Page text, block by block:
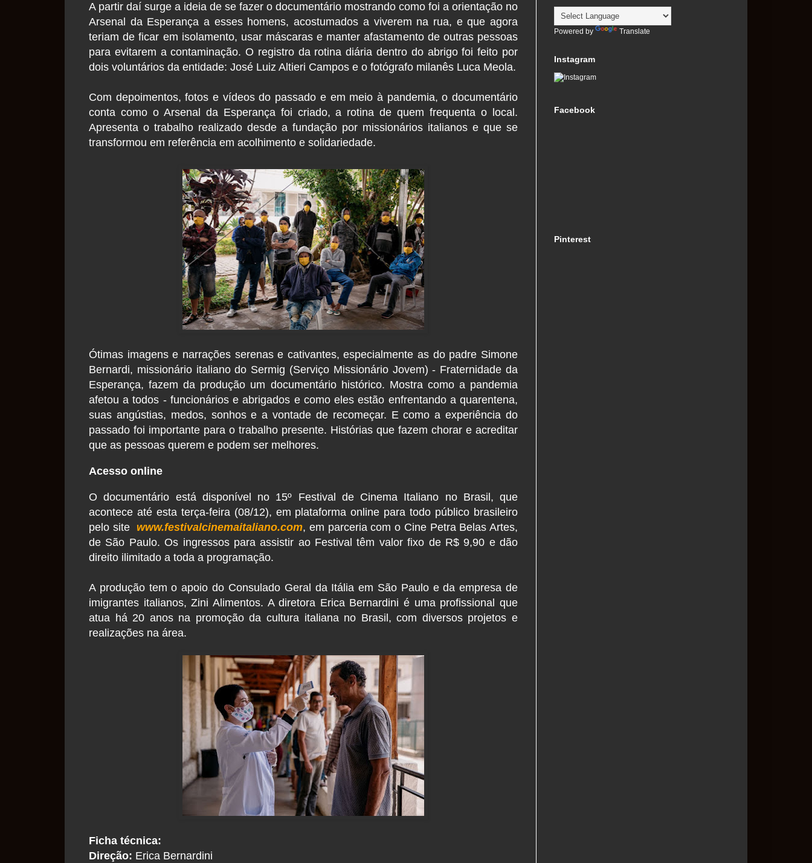
A partir daí surge a ideia de se fazer o documentário mostrando como foi a orientação no
Arsenal da Esperança a esses homens, acostumados a viverem na rua, e que agora
teriam de ficar em isolamento, usar máscaras e manter afastamento de outras pessoas
para evitarem a contaminação. O registro da rotina diária dentro do abrigo foi feito por
dois voluntários da entidade: José Luiz Altieri Campos e o fotógrafo milanês Luca Meola.
Com depoimentos, fotos e vídeos do passado e em meio à pandemia, o documentário
conta como o Arsenal da Esperança foi criado, a rotina de quem frequenta o local.
Apresenta o trabalho realizado desde a fundação por missionários italianos e que se
transformou em referência em acolhimento e solidariedade.
Ótimas imagens e narrações serenas e cativantes, especialmente as do padre Simone
Bernardi, missionário italiano do Sermig (Serviço Missionário Jovem) - Fraternidade da
Esperança, fazem da produção um documentário histórico. Mostra como a pandemia
afetou a todos - funcionários e abrigados e como eles estão enfrentando a quarentena,
suas angústias, medos, sonhos e a vontade de recomeçar. E como a experiência do
passado foi importante para o trabalho presente. Histórias que fazem chorar e acreditar
que as pessoas querem e podem ser melhores.
Acesso online
O documentário está disponível no 15º Festival de Cinema Italiano no Brasil, que
acontece até esta terça-feira (08/12), em plataforma online para todo público brasileiro
pelo site
www.festivalcinemaitaliano.com, em parceria com o Cine Petra Belas Artes,
de São Paulo. Os ingressos para assistir ao Festival têm valor fixo de R$ 9,90 e dão
direito ilimitado a toda a programação.
A produção tem o apoio do Consulado Geral da Itália em São Paulo e da empresa de
imigrantes italianos, Zini Alimentos. A diretora Erica Bernardini é uma profissional que
atua há 20 anos na promoção da cultura italiana no Brasil, com diversos projetos e
realizações na área.
Ficha técnica:
Direção: Erica Bernardini
Powered by Translate
Instagram
Facebook
Pinterest